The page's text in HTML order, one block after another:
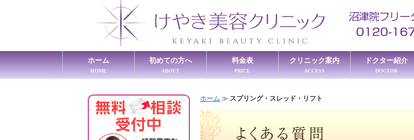
ホーム
HOME
初めての方へ
ABOUT
料金表
PRICE
クリニック案内
ACCESS
ドクター紹介
DOCTOR
ホーム ≫ スプリング・スレッド・リフト